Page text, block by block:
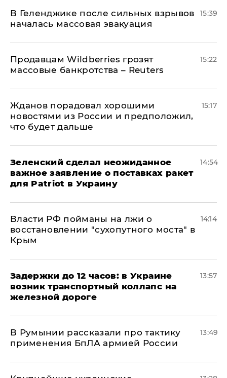
В Геленджике после сильных взрывов
началась массовая эвакуация
15:39
Продавцам Wildberries грозят
массовые банкротства – Reuters
15:22
Жданов порадовал хорошими
новостями из России и предположил,
что будет дальше
15:17
Зеленский сделал неожиданное
важное заявление о поставках ракет
для Patriot в Украину
14:54
Власти РФ пойманы на лжи о
восстановлении "сухопутного моста" в
Крым
14:14
Задержки до 12 часов: в Украине
возник транспортный коллапс на
железной дороге
13:57
В Румынии рассказали про тактику
применения БпЛА армией России
13:49